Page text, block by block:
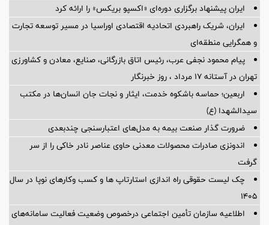
ایران پیشنهاد برگزاری دوره‌ای «اکسپو بریکس» را ارائه کرد
ایران، شریک راهبردی اتحادیه اقتصادی اوراسیا در مسیر توسعه تجارت
و همگرایی منطقه‌ای
پیام محمود نجفی عرب، رئیس اتاق بازرگانی، صنایع، معادن و کشاورزی
تهران در آستانه 17 مرداد ، روز خبرنگار
اربعین؛ حماسه باشکوه خدمت، ایثار و نجات جان انسان‌ها در مکتب
سیدالشهدا (ع)
ضرورت گذار صنعت بیمه به مدل‌های اعتبارسنجی چندبعدی
اندونزی صادرات محصولات معدنی حاوی عناصر نادر خاکی را از سر
گرفت
چک لیست حقوقی راه اندازی استارتاپ ها و کسب وکارهای نوپا در سال
۱۴۰۵
اطلاعیه سازمان تأمین اجتماعی درخصوص وضعیت فعالیت سامانه‌های